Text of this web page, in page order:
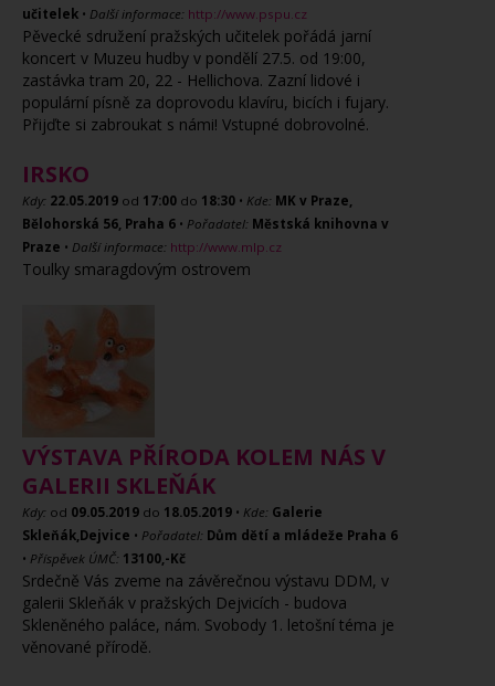
učitelek • Další informace: http://www.pspu.cz
Pěvecké sdružení pražských učitelek pořádá jarní
koncert v Muzeu hudby v pondělí 27.5. od 19:00,
zastávka tram 20, 22 - Hellichova. Zazní lidové i
populární písně za doprovodu klavíru, bicích i fujary.
Přijďte si zabroukat s námi! Vstupné dobrovolné.
IRSKO
Kdy: 22.05.2019 od 17:00 do 18:30 • Kde: MK v Praze,
Bělohorská 56, Praha 6 • Pořadatel: Městská knihovna v
Praze • Další informace: http://www.mlp.cz
Toulky smaragdovým ostrovem
VÝSTAVA PŘÍRODA KOLEM NÁS V
GALERII SKLEŇÁK
Kdy: od 09.05.2019 do 18.05.2019 • Kde: Galerie
Skleňák,Dejvice • Pořadatel: Dům dětí a mládeže Praha 6
• Příspěvek ÚMČ: 13100,-Kč
Srdečně Vás zveme na závěrečnou výstavu DDM, v
galerii Skleňák v pražských Dejvicích - budova
Skleněného paláce, nám. Svobody 1. letošní téma je
věnované přírodě.